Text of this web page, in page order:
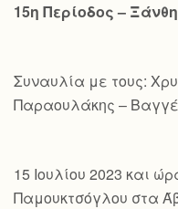
15η Περίοδος –
Συναυλία με τους:
Παραουλάκης –
15 Ιουλίου 2023 και
Παμουκτσόγλου στα